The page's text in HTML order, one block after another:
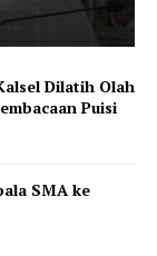
Dilatih Olah
Puisi
SMA ke